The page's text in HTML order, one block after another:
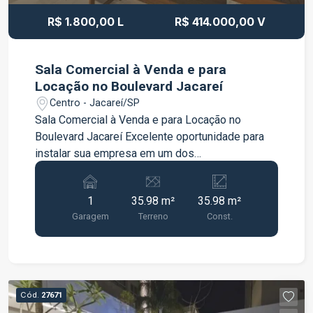
R$ 1.800,00 L R$ 414.000,00 V
Sala Comercial à Venda e para
Locação no Boulevard Jacareí
Centro - Jacareí/SP
Sala Comercial à Venda e para Locação no
Boulevard Jacareí Excelente oportunidade para
instalar sua empresa em um dos
empreendimentos comerciais mais valorizados
da cidade. A sala possui 35 m², com ambiente
amplo e versátil, ideal para escritórios,
consultórios ou diversos tipos de atividades
profissionais. O imóvel conta com: 35 m² de área
acesso e excelente infraestrutura. Ideal para
quem busca praticidade, conforto e um endereço
1
Garagem
35.98 m²
Terreno
35.98 m²
Const.
Cód. 27671